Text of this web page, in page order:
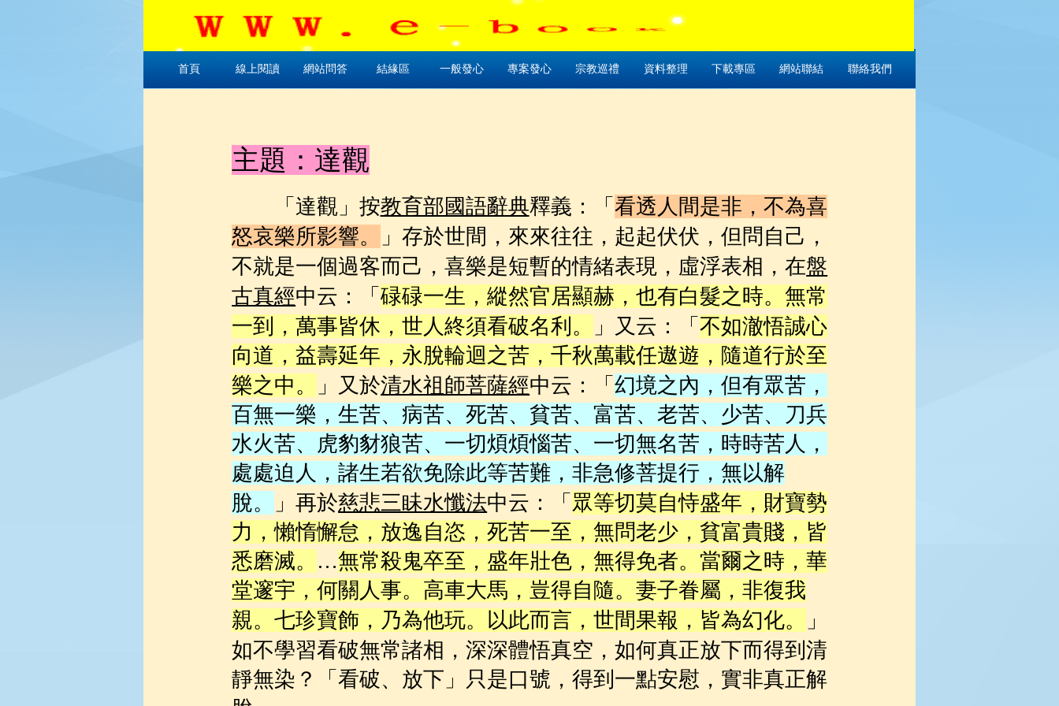
主題：達觀
「達觀」按教育部國語辭典釋義：「看透人間是非，不為喜
怒哀樂所影響。
」存於世間，來來往往，起起伏伏，但問自己，
不就是一個過客而己，喜樂是短暫的情緒表現，虛浮表相，在盤
古真經中云： 「碌碌一生，縱然官居顯赫，也有白髮之時。無常
一到，萬事皆休，世人終須看破名利。
」又云：「不如澈悟誠心
向道，益壽延年，永脫輪迴之苦，千秋萬載任遨遊，隨道行於至
樂之中。
」又於清水祖師菩薩經中云： 「幻境之內，但有眾苦，
百無一樂，生苦、病苦、死苦、貧苦、富苦、老苦、少苦、刀兵
水火苦、虎豹豺狼苦、一切煩煩惱苦、一切無名苦，時時苦人，
處處迫人，諸生若欲免除此等苦難，非急修菩提行，無以解
脫。
」再於慈悲三眛水懺法中云：「眾等切莫自恃盛年，財寶勢
力，懶惰懈怠，放逸自恣，死苦一至，無問老少，貧富貴賤，皆
悉磨滅。 …無常殺鬼卒至，盛年壯色，無得免者。當爾之時，華
堂邃宇，何關人事。高車大馬，豈得自隨。妻子眷屬，非復我
親。七珍寶飾，乃為他玩。 以此而言，世間果報，皆為幻化。
」
如不學習看破無常諸相，深深體悟真空，如何真正放下而得到清
靜無染？「看破、放下」只是口號，得到一點安慰，實非真正解
首頁 線上閱讀 網站問答 結緣區 一般發心 專案發心 宗教巡禮 資料整理 下載專區 網站聯結 聯絡我們